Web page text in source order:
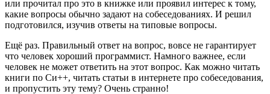
или прочитал про это в книжке или проявил интерес к тому,
какие вопросы обычно задают на собеседованиях. И решил
подготовился, изучив ответы на типовые вопросы.
Ещё раз. Правильный ответ на вопрос, вовсе не гарантирует
что человек хороший программист. Намного важнее, если
человек не может ответить на этот вопрос. Как можно читать
книги по Си++, читать статьи в интернете про собеседования,
и пропустить эту тему? Очень странно!